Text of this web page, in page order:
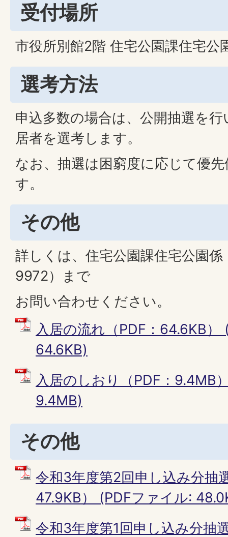
受付場所
市役所別館2階 住宅公園課住宅公
選考方法
申込多数の場合は、公開抽選を
居者を選考します。
なお、抽選は困窮度に応じて優
す。
その他
詳しくは、住宅公園課住宅公園
9972）まで
お問い合わせください。
入居の流れ（PDF：64.6KB）
64.6KB)
入居のしおり（PDF：9.4MB
9.4MB)
その他
令和3年度第2回申し込み分抽
47.9KB） (PDFファイル:
令和3年度第1回申し込み分抽